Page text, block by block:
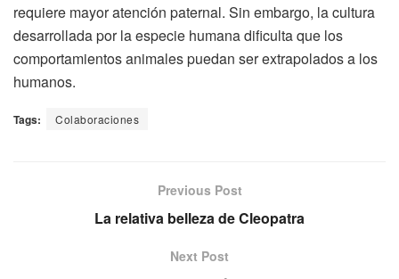
requiere mayor atención paternal. Sin embargo, la cultura
desarrollada por la especie humana dificulta que los
comportamientos animales puedan ser extrapolados a los
humanos.
Tags: Colaboraciones
Previous Post
La relativa belleza de Cleopatra
Next Post